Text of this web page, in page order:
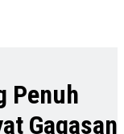
Penuh
Gagasan